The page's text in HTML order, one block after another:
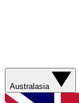
Australasia